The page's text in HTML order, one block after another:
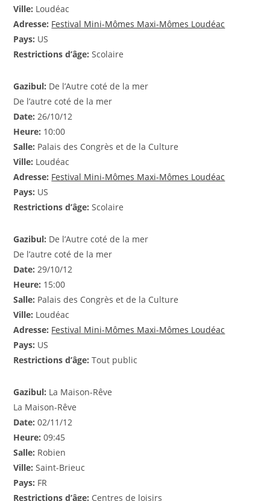
Ville: Loudéac
Adresse: Festival Mini-Mômes Maxi-Mômes Loudéac
Pays: US
Restrictions d’âge: Scolaire
Gazibul: De l’Autre coté de la mer
De l’autre coté de la mer
Date: 26/10/12
Heure: 10:00
Salle: Palais des Congrès et de la Culture
Ville: Loudéac
Adresse: Festival Mini-Mômes Maxi-Mômes Loudéac
Pays: US
Restrictions d’âge: Scolaire
Gazibul: De l’Autre coté de la mer
De l’autre coté de la mer
Date: 29/10/12
Heure: 15:00
Salle: Palais des Congrès et de la Culture
Ville: Loudéac
Adresse: Festival Mini-Mômes Maxi-Mômes Loudéac
Pays: US
Restrictions d’âge: Tout public
Gazibul: La Maison-Rêve
La Maison-Rêve
Date: 02/11/12
Heure: 09:45
Salle: Robien
Ville: Saint-Brieuc
Pays: FR
Restrictions d’âge: Centres de loisirs